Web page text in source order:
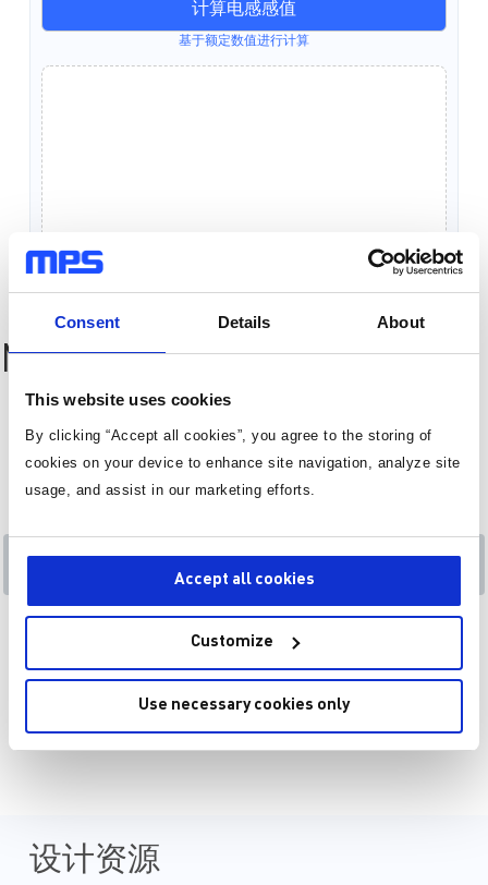
Consent Details About
This website uses cookies
By clicking “Accept all cookies”, you agree to the storing of
cookies on your device to enhance site navigation, analyze site
usage, and assist in our marketing efforts.
Accept all cookies
Customize
Use necessary cookies only
计算电感感值
基于额定数值进行计算
MPQ2166 Resources
U4EG/U5EG/U7EG ADAS 中央处理
器电源解决方案参考设计
参考设计 产品类目
页面 1 为 25
设计资源